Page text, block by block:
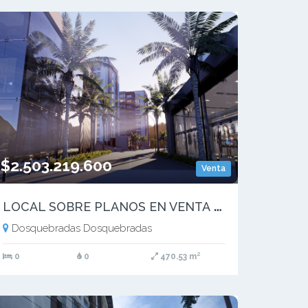
Venta
$2.503.219.600
L
OCAL SOBRE PLANOS EN VENTA EN MALL UBICADO EN DOSQUEBRADAS RISARALDA
Dosquebradas Dosquebradas
0 0 470.53 m²